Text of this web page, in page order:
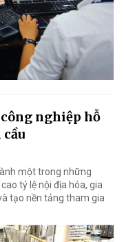
nghiệp hỗ
một trong những
tỷ lệ nội địa hóa, gia
tạo nền tảng tham gia